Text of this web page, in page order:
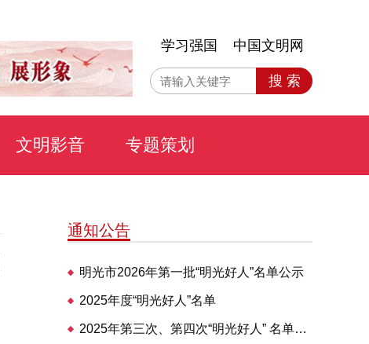
学习强国 中国文明网
搜 索
文明影音 专题策划
通知公告
明光市2026年第一批“明光好人”名单公示
2025年度“明光好人”名单
2025年第三次、第四次“明光好人” 名单公布